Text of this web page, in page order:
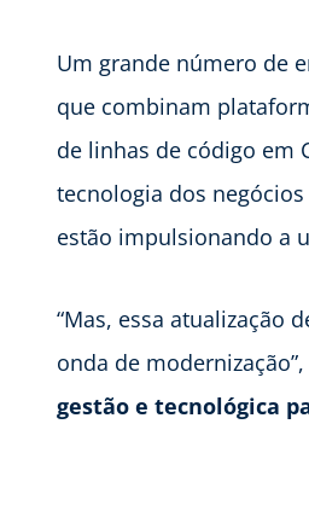
Um grande número de
que combinam
de linhas de código em
tecnologia dos
estão impulsionando a
“Mas, essa atualização
onda de
gestão e tecnológica